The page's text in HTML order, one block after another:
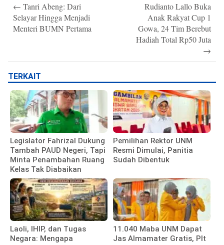
navigation
← Tanri Abeng: Dari
Selayar Hingga Menjadi
Menteri BUMN Pertama
Rudianto Lallo Buka
Anak Rakyat Cup 1
Gowa, 24 Tim Berebut
Hadiah Total Rp50 Juta
→
TERKAIT
Legislator Fahrizal Dukung
Tambah PAUD Negeri, Tapi
Minta Penambahan Ruang
Kelas Tak Diabaikan
Pemilihan Rektor UNM
Resmi Dimulai, Panitia
Sudah Dibentuk
Laoli, IHIP, dan Tugas
Negara: Mengapa
11.040 Maba UNM Dapat
Jas Almamater Gratis, Plt